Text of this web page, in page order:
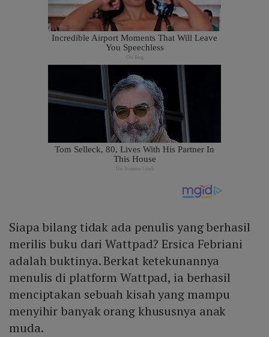
Siapa bilang tidak ada penulis yang berhasil
merilis buku dari Wattpad? Ersica Febriani
adalah buktinya. Berkat ketekunannya
menulis di platform Wattpad, ia berhasil
menciptakan sebuah kisah yang mampu
menyihir banyak orang khususnya anak
muda.